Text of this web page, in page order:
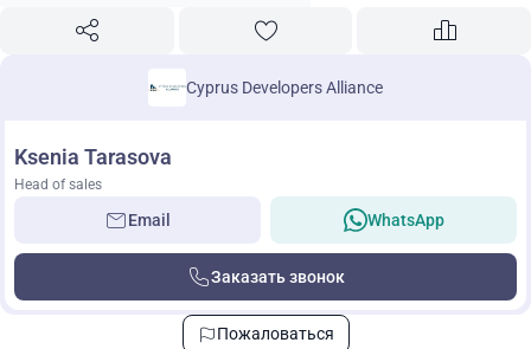
Cyprus Developers Alliance
Ksenia Tarasova
Head of sales
Email WhatsApp
Заказать звонок
Пожаловаться